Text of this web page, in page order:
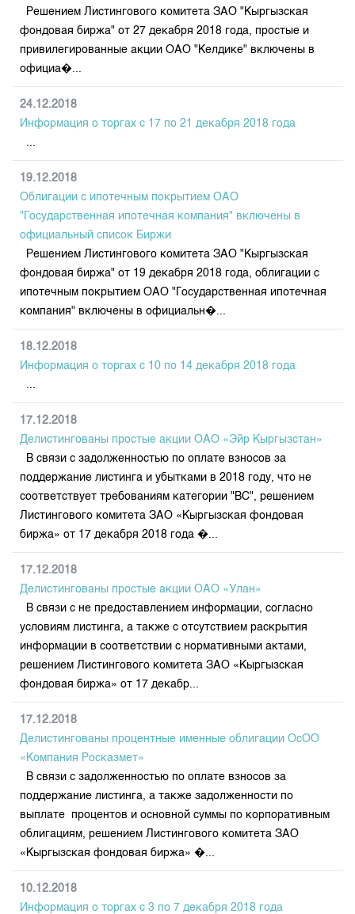
Результаты аукционов по депозитам
Решением Листингового комитета ЗАО "Кыргызская
фондовая биржа" от 27 декабря 2018 года, простые и
привилегированные акции ОАО "Келдике" включены в
официа�...
24.12.2018
Информация о торгах c 17 по 21 декабря 2018 года
...
19.12.2018
Облигации с ипотечным покрытием ОАО
"Государственная ипотечная компания" включены в
официальный список Биржи
Решением Листингового комитета ЗАО "Кыргызская
фондовая биржа" от 19 декабря 2018 года, облигации с
ипотечным покрытием ОАО "Государственная ипотечная
компания" включены в официальн�...
18.12.2018
Информация о торгах c 10 по 14 декабря 2018 года
...
17.12.2018
Делистингованы простые акции ОАО «Эйр Кыргызстан»
В связи с задолженностью по оплате взносов за
поддержание листинга и убытками в 2018 году, что не
соответствует требованиям категории "BC", решением
Листингового комитета ЗАО «Кыргызская фондовая
биржа» от 17 декабря 2018 года �...
17.12.2018
Делистингованы простые акции ОАО «Улан»
В связи с не предоставлением информации, согласно
условиям листинга, а также с отсутствием раскрытия
информации в соответствии с нормативными актами,
решением Листингового комитета ЗАО «Кыргызская
фондовая биржа» от 17 декабр...
17.12.2018
Делистингованы процентные именные облигации ОсОО
«Компания Росказмет»
В связи с задолженностью по оплате взносов за
поддержание листинга, а также задолженности по
выплате процентов и основной суммы по корпоративным
облигациям, решением Листингового комитета ЗАО
«Кыргызская фондовая биржа» �...
10.12.2018
Информация о торгах c 3 по 7 декабря 2018 года